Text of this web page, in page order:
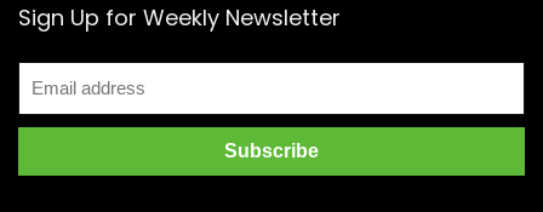
Sign Up for Weekly Newsletter